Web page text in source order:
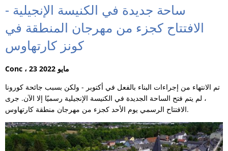
ساحة جديدة في الكنيسة الإنجيلية -
الافتتاح كجزء من مهرجان المنطقة في
كونز كارتهاوس
Conc ، 23 مايو 2022
تم الانتهاء من إجراءات البناء بالفعل في أكتوبر - ولكن بسبب جائحة كورونا
، لم يتم فتح الساحة الجديدة في الكنيسة الإنجيلية رسميًا إلا الآن. جرى
الافتتاح الرسمي يوم الأحد كجزء من مهرجان منطقة كارتهاوس.